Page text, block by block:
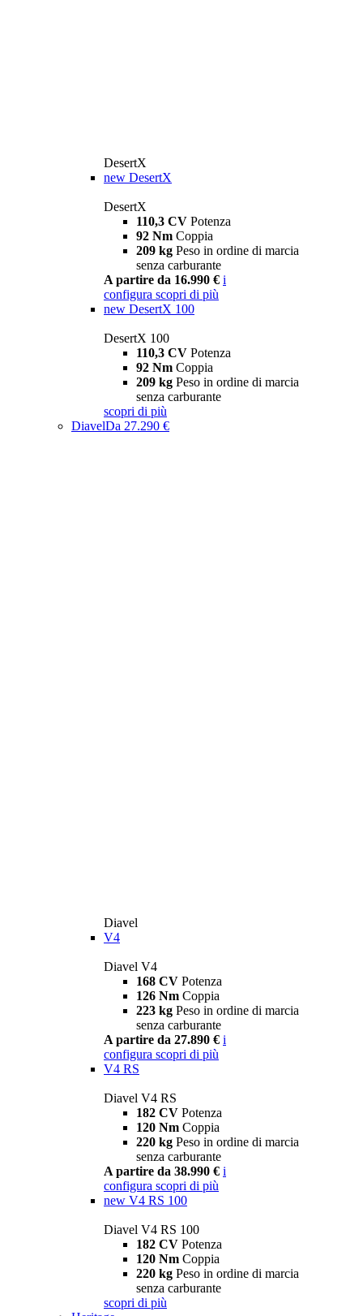
DesertX
new DesertX
DesertX
110,3 CV Potenza
92 Nm Coppia
209 kg Peso in ordine di marcia
senza carburante
A partire da 16.990 € i
configura scopri di più
new DesertX 100
DesertX 100
110,3 CV Potenza
92 Nm Coppia
209 kg Peso in ordine di marcia
senza carburante
scopri di più
DiavelDa 27.290 €
Diavel
V4
Diavel V4
168 CV Potenza
126 Nm Coppia
223 kg Peso in ordine di marcia
senza carburante
A partire da 27.890 € i
configura scopri di più
V4 RS
Diavel V4 RS
182 CV Potenza
120 Nm Coppia
220 kg Peso in ordine di marcia
senza carburante
A partire da 38.990 € i
configura scopri di più
new V4 RS 100
Diavel V4 RS 100
182 CV Potenza
120 Nm Coppia
220 kg Peso in ordine di marcia
senza carburante
scopri di più